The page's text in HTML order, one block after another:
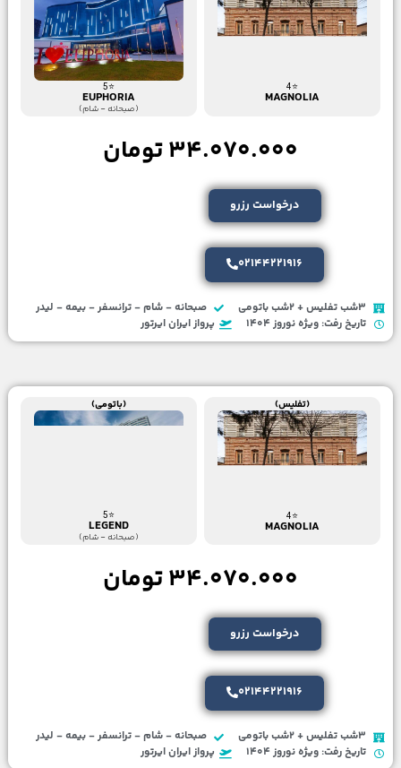
⭐4
MAGNOLIA
⭐5
EUPHORIA
(صبحانه - شام)
34.070.000 تومان
درخواست رزرو
02144221916
3شب تفلیس + 2شب باتومی
صبحانه - شام - ترانسفر - بیمه - لیدر
تاریخ رفت: ویژه نوروز 1404
پرواز ایران ایرتور
(تفلیس)
⭐4
MAGNOLIA
(باتومی)
⭐5
LEGEND
(صبحانه - شام)
34.070.000 تومان
درخواست رزرو
02144221916
3شب تفلیس + 2شب باتومی
صبحانه - شام - ترانسفر - بیمه - لیدر
تاریخ رفت: ویژه نوروز 1404
پرواز ایران ایرتور